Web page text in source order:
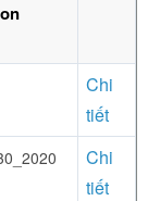
Chi
tiết
Chi
tiết